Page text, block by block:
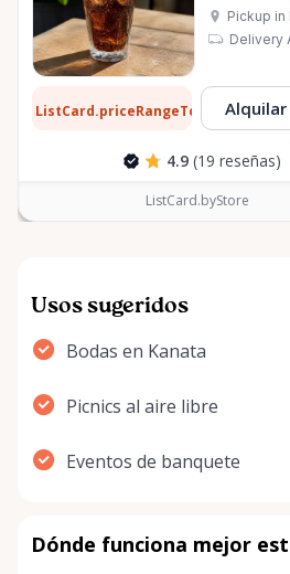
Pickup in
Delivery
ListCard.priceRangeTo por día
4.9 (19 reseñas)
ListCard.byStore
Usos sugeridos
Bodas en Kanata
Picnics al aire libre
Eventos de banquete
Dónde funciona mejor